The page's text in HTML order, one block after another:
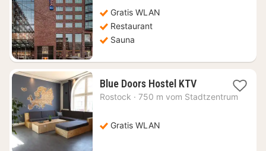
132,79
€
Gratis WLAN
Restaurant
Sauna
Blue Doors Hostel KTV1
Nacht
Rostock · 750 m vom Stadtzentrum
Gratis WLAN